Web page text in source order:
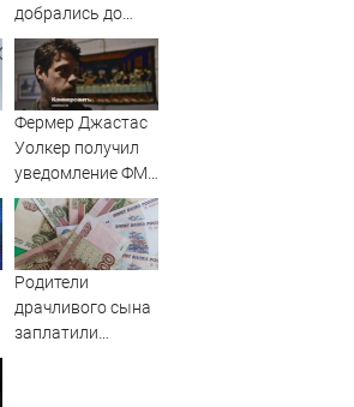
добрались до
Зеленского
быстрее, чем до
России
Фермер Джастас
Уолкер получил
уведомление ФМС
о депортации из
России
Родители
драчливого сына
заплатили